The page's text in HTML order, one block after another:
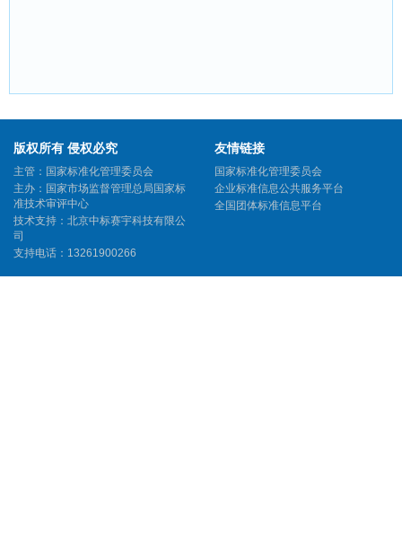
版权所有 侵权必究
主管：国家标准化管理委员会
主办：国家市场监督管理总局国家标
准技术审评中心
技术支持：北京中标赛宇科技有限公
司
支持电话：13261900266
友情链接
国家标准化管理委员会
企业标准信息公共服务平台
全国团体标准信息平台